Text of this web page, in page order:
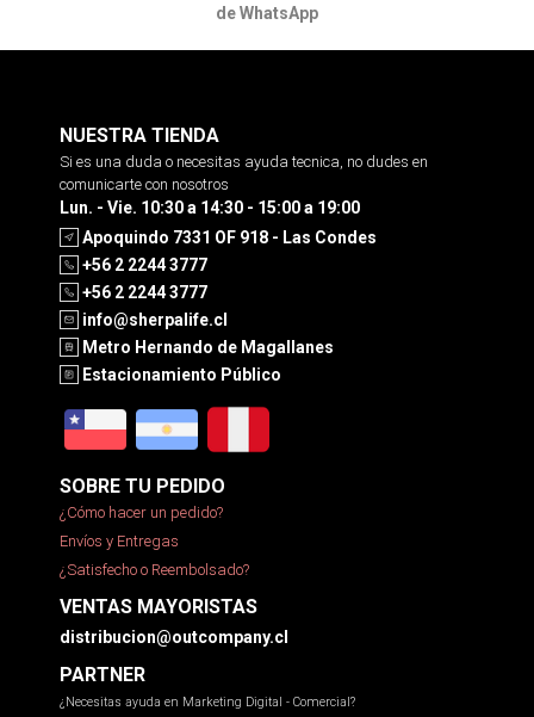
de WhatsApp
NUESTRA TIENDA
Si es una duda o necesitas ayuda tecnica, no dudes en
comunicarte con nosotros
Lun. - Vie. 10:30 a 14:30 - 15:00 a 19:00
Apoquindo 7331 OF 918 - Las Condes
+56 2 2244 3777
+56 2 2244 3777
info@sherpalife.cl
Metro Hernando de Magallanes
Estacionamiento Público
SOBRE TU PEDIDO
¿Cómo hacer un pedido?
Envíos y Entregas
¿Satisfecho o Reembolsado?
VENTAS MAYORISTAS
distribucion@outcompany.cl
PARTNER
¿Necesitas ayuda en Marketing Digital - Comercial?